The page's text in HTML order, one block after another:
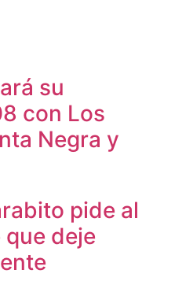
su
con Los
Negra y
pide al
deje